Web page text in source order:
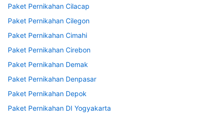
Paket Pernikahan Cilacap
Paket Pernikahan Cilegon
Paket Pernikahan Cimahi
Paket Pernikahan Cirebon
Paket Pernikahan Demak
Paket Pernikahan Denpasar
Paket Pernikahan Depok
Paket Pernikahan DI Yogyakarta